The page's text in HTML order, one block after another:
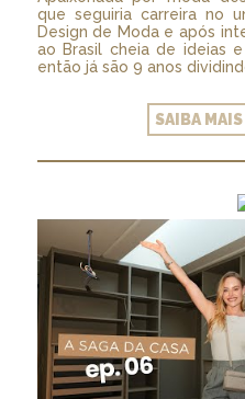
que seguiria carreira no
Design de Moda e após
ao Brasil cheia de ideias
então já são 9 anos
SAIBA